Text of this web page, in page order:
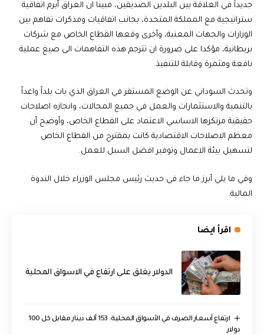
جديداً في العلاقة بين البلدين الصديقين، مبينا ان العراق أبرم اتفاقية
ستراتيجية مع المملكة المتحدة، بجانب اتفاقيات ومذكرات تفاهم بين
الوزارات والجهات المعنية، وأخرى وقعها القطاع الخاص مع شركات
بريطانية، مؤكدا على ضرورة ان تترجم هذه التفاهمات الى صيغ عملية
نافعة ومثمرة وقابلة للتنفيذ.
وتحدث السوداني عن الوضع المستقر في العراق الذي بات بلداً واعداً
بالتنمية والاستثمارات والعمل في جميع المجالات، وانجازه اصلاحات
حقيقية مرتكزها الاساسي الاعتماد على القطاع الخاص، وأوضح أن
معظم الاصلاحات الاقتصادية كانت بمقترح من القطاع الخاص
لتسهيل بيئة الاعمال وتوفير افضل السبل للعمل.
وفي ما يلي أبرز ما جاء في حديث رئيس مجلس الوزراء خلال الندوة
المالية:
اقرأ ايضا
الدولار يغلق على ارتفاع في الاسواق المحلية
ارتفاع أسعار الصرف في الأسواق المحلية: 153 ألف دينار مقابل كل 100
دولار